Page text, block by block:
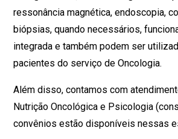
ressonância magnética, endoscopia,
biópsias, quando necessários,
integrada e também podem ser
pacientes do serviço de Oncologia.
Além disso, contamos com
Nutrição Oncológica e Psicologia
convênios estão disponíveis nessas